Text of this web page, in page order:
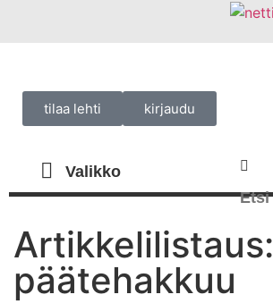
tilaa lehti kirjaudu
Artikkelilistaus:
päätehakkuu